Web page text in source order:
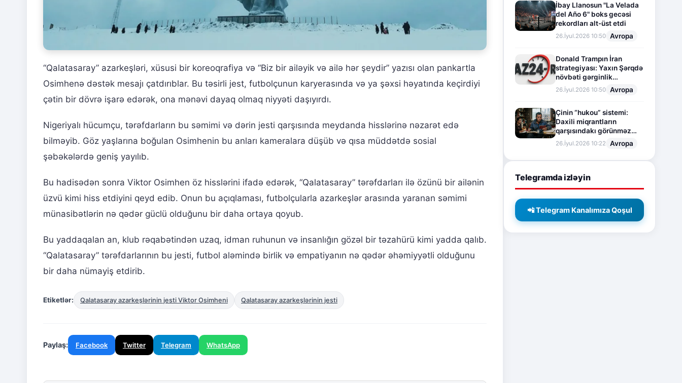
“Qalatasaray” azarkeşləri, xüsusi bir koreoqrafiya və “Biz bir ailəyik və ailə hər şeydir” yazısı olan pankartla
Osimhenə dəstək mesajı çatdırıblar. Bu təsirli jest, futbolçunun karyerasında və ya şəxsi həyatında keçirdiyi
çətin bir dövrə işarə edərək, ona mənəvi dayaq olmaq niyyəti daşıyırdı.
Nigeriyalı hücumçu, tərəfdarların bu səmimi və dərin jesti qarşısında meydanda hisslərinə nəzarət edə
bilməyib. Göz yaşlarına boğulan Osimhenin bu anları kameralara düşüb və qısa müddətdə sosial
şəbəkələrdə geniş yayılıb.
Bu hadisədən sonra Viktor Osimhen öz hisslərini ifadə edərək, “Qalatasaray” tərəfdarları ilə özünü bir ailənin
üzvü kimi hiss etdiyini qeyd edib. Onun bu açıqlaması, futbolçularla azarkeşlər arasında yaranan səmimi
münasibətlərin nə qədər güclü olduğunu bir daha ortaya qoyub.
Bu yaddaqalan an, klub rəqabətindən uzaq, idman ruhunun və insanlığın gözəl bir təzahürü kimi yadda qalıb.
“Qalatasaray” tərəfdarlarının bu jesti, futbol aləmində birlik və empatiyanın nə qədər əhəmiyyətli olduğunu
bir daha nümayiş etdirib.
Etiketlər: Qalatasaray azarkeşlərinin jesti Viktor Osimheni Qalatasaray azarkeşlərinin jesti
Paylaş: Facebook Twitter Telegram WhatsApp
İbay Llanosun "La Velada
del Año 6" boks gecəsi
rekordları alt-üst etdi
26.İyul.2026 10:50 Avropa
Donald Trampın İran
strategiyası: Yaxın Şərqdə
növbəti gərginlik
mərhələsi
26.İyul.2026 10:50 Avropa
Çinin “hukou” sistemi:
Daxili miqrantların
qarşısındakı görünməz
sədd
26.İyul.2026 10:22 Avropa
Telegramda izləyin
📲 Telegram Kanalımıza Qoşul